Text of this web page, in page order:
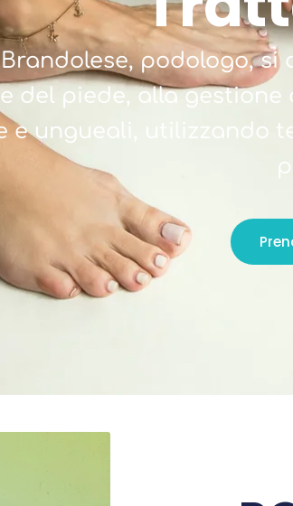
podologo, si
del piede, alla
e ungueali, utilizzando